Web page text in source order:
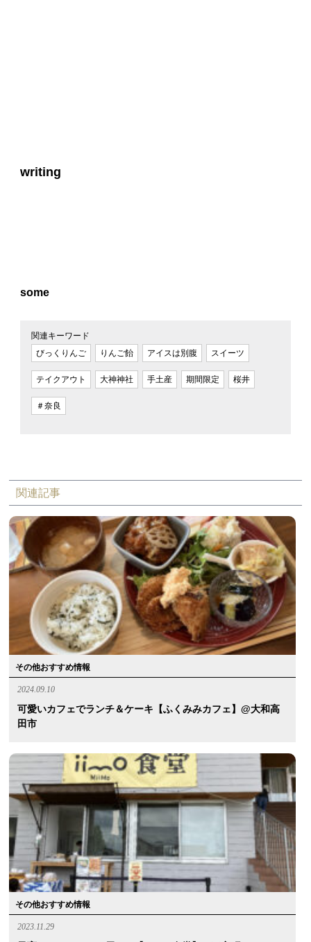
writing
some
関連キーワード
びっくりんご
りんご飴 アイスは別腹 スイーツ
テイクアウト 大神神社 手土産 期間限定 桜井
＃奈良
関連記事
その他おすすめ情報
2024.09.10
可愛いカフェでランチ＆ケーキ【ふくみみカフェ】@大和高
田市
その他おすすめ情報
2023.11.29